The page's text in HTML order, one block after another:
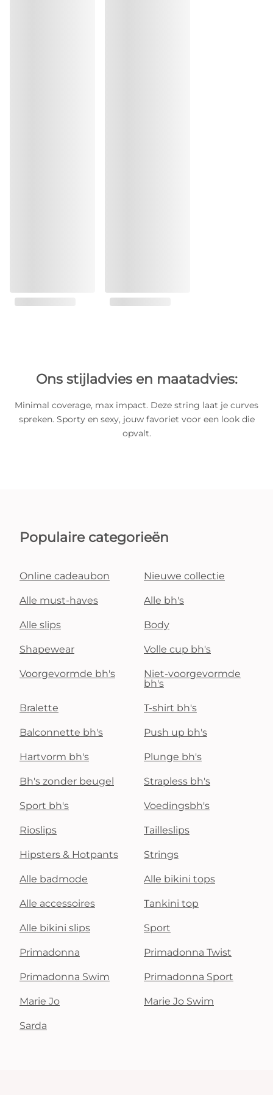
Ons stijladvies en maatadvies:
Minimal coverage, max impact. Deze string laat je curves
spreken. Sporty en sexy, jouw favoriet voor een look die
opvalt.
Populaire categorieën
Online cadeaubon Nieuwe collectie
Alle must-haves Alle bh's
Alle slips Body
Shapewear Volle cup bh's
Voorgevormde bh's
Niet-voorgevormde
bh's
Bralette T-shirt bh's
Balconnette bh's Push up bh's
Hartvorm bh's Plunge bh's
Bh's zonder beugel Strapless bh's
Sport bh's Voedingsbh's
Rioslips Tailleslips
Hipsters & Hotpants Strings
Alle badmode Alle bikini tops
Alle accessoires Tankini top
Alle bikini slips Sport
Primadonna Primadonna Twist
Primadonna Swim Primadonna Sport
Marie Jo Marie Jo Swim
Sarda